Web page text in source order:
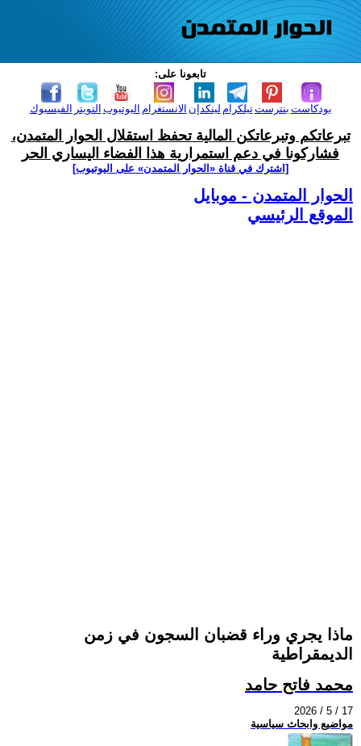
تابعونا على:
الفيسبوك التويتر اليوتيوب الانستغرام لينكدإن تيلكرامبنترست بودكاست
تبرعاتكم وتبرعاتكن المالية تحفظ استقلال الحوار المتمدن،
فشاركونا في دعم استمرارية هذا الفضاء اليساري الحر
[اشترك في قناة ‫«الحوار المتمدن» على اليوتيوب]
الحوار المتمدن - موبايل
الموقع الرئيسي
ماذا يجري وراء قضبان السجون في زمن
الديمقراطية
محمد فاتح حامد
2026 / 5 / 17
مواضيع وابحاث سياسية